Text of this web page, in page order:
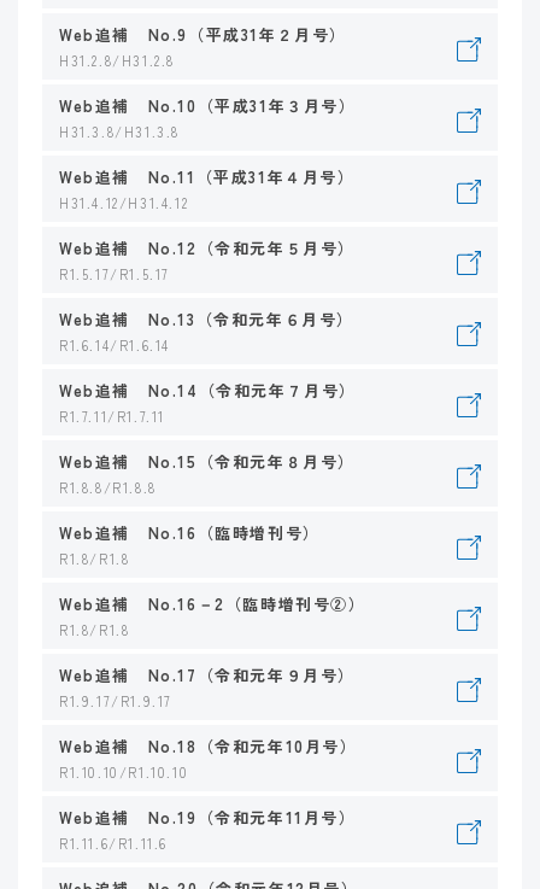
Web追補 No.9（平成31年２月号）
H31.2.8/H31.2.8
Web追補 No.10（平成31年３月号）
H31.3.8/H31.3.8
Web追補 No.11（平成31年４月号）
H31.4.12/H31.4.12
Web追補 No.12（令和元年５月号）
R1.5.17/R1.5.17
Web追補 No.13（令和元年６月号）
R1.6.14/R1.6.14
Web追補 No.14（令和元年７月号）
R1.7.11/R1.7.11
Web追補 No.15（令和元年８月号）
R1.8.8/R1.8.8
Web追補 No.16（臨時増刊号）
R1.8/R1.8
Web追補 No.16－2（臨時増刊号②）
R1.8/R1.8
Web追補 No.17（令和元年９月号）
R1.9.17/R1.9.17
Web追補 No.18（令和元年10月号）
R1.10.10/R1.10.10
Web追補 No.19（令和元年11月号）
R1.11.6/R1.11.6